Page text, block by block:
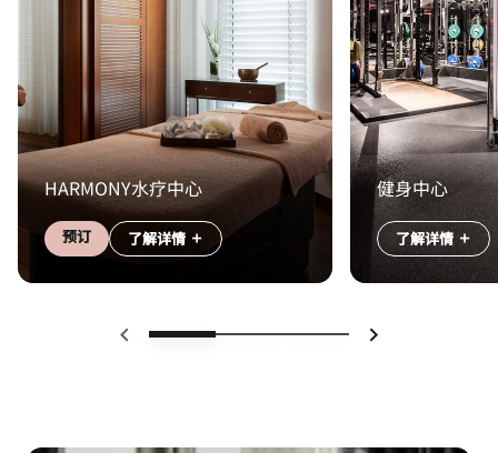
HARMONY水疗中心
预订 了解详情
健身中心
了解详情
上一页 下一页